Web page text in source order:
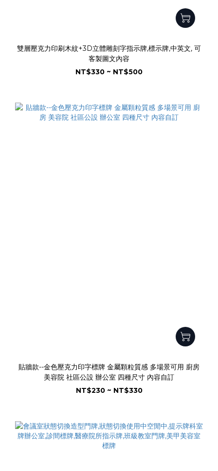
雙層壓克力印刷木紋+3D立體雕刻字指示牌,標示牌,中英文, 可
客製圖文內容
NT$330 ~ NT$500
貼牆款--金色壓克力印字標牌 金屬顆粒質感 多場景可用 廚房
美容院 社區公設 辦公室 四種尺寸 內容自訂
NT$230 ~ NT$330